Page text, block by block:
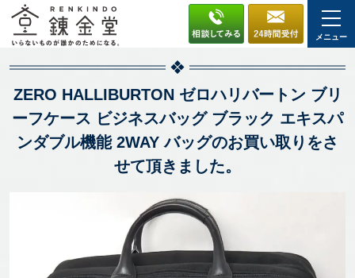
メニュー
ZERO HALLIBURTON ゼロハリバートン ブリ
ーフケース ビジネスバッグ ブラック エキスパ
ンダブル機能 2WAY バッグのお買い取りをさ
せて頂きました。